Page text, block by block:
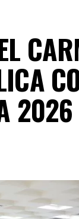
2026